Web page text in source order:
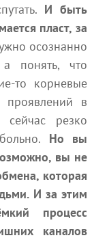
И быть
пласт, за
осознанно
понять, что
то корневые
проявлений в
резко
Но вы
вы не
которая
И за этим
процесс
каналов